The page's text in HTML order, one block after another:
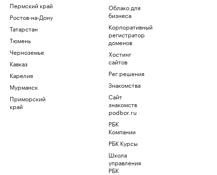
Пермский край
Ростов-на-Дону
Татарстан
Тюмень
Черноземье
Кавказ
Карелия
Мурманск
Приморский
край
Облако для
бизнеса
Корпоративный
регистратор
доменов
Хостинг
сайтов
Рег.решения
Знакомства
Сайт
знакомств
podbor.ru
РБК
Компании
РБК Курсы
Школа
управления
РБК